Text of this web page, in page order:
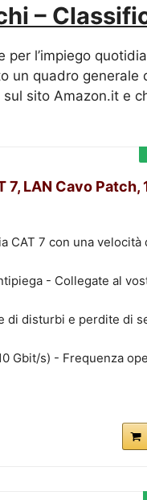
–
l’impiego
un quadro generale
sito Amazon.it e
7, LAN Cavo Patch,
CAT 7 con una
- Collegate al
di disturbi e perdite di
Gbit/s) - Frequenza